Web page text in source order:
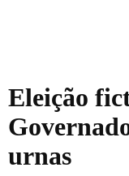
Eleição
urnas